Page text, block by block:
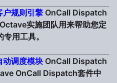
规则引擎 OnCall Dispatch
实施团队用来帮助您定
用工具。
调度模块 OnCall Dispatch
OnCall Dispatch套件中